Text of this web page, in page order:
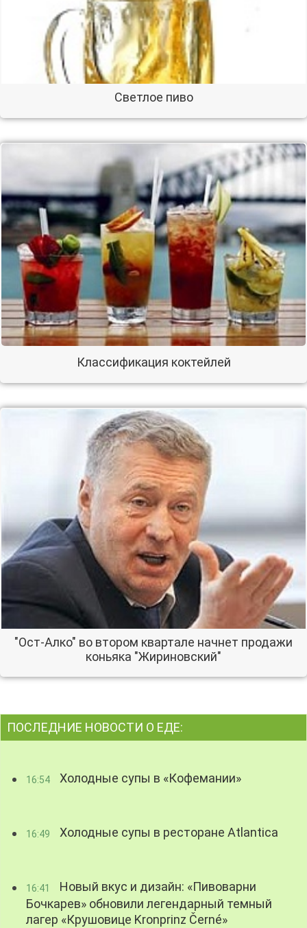
Светлое пиво
Классификация коктейлей
"Ост-Алко" во втором квартале начнет продажи
коньяка "Жириновский"
ПОСЛЕДНИЕ НОВОСТИ О ЕДЕ:
16:54 Холодные супы в «Кофемании»
16:49 Холодные супы в ресторане Atlantica
16:41
Новый вкус и дизайн: «Пивоварни
Бочкарев» обновили легендарный темный
лагер «Крушовице Kronprinz Černé»